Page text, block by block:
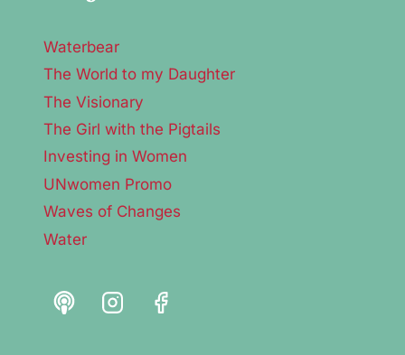
Waterbear
The World to my Daughter
The Visionary
The Girl with the Pigtails
Investing in Women
UNwomen Promo
Waves of Changes
Water